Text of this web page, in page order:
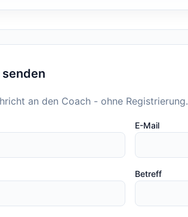
an den Coach - ohne Registrierung.
E-Mail
Betreff